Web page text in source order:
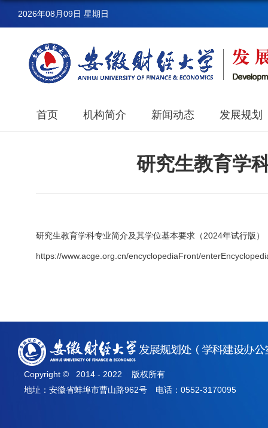
2026年08月09日 星期日
首页 机构简介 新闻动态 发展规划
研究生教育学
研究生教育学科专业简介及其学位基本要求（2024年试行版）
https://www.acge.org.cn/encyclopediaFront/
Copyright © 2014 - 2022 版权所有
地址：安徽省蚌埠市曹山路962号 电话：0552-3170095